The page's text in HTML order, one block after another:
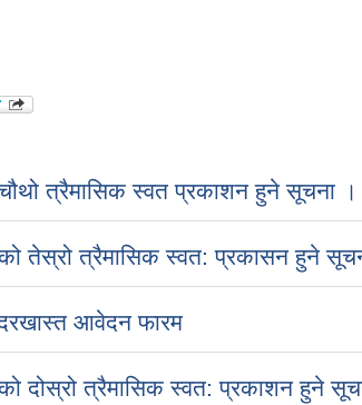
त्रैमासिक स्वत प्रकाशन हुने सूचना ।
तेस्रो त्रैमासिक स्वत: प्रकासन हुने
आवेदन फारम
दोस्रो त्रैमासिक स्वत: प्रकाशन हुने